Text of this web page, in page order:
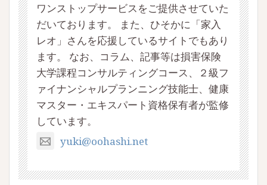
ワンストップサービスをご提供させていた
だいております。 また、ひそかに「家入
レオ」さんを応援しているサイトでもあり
ます。 なお、コラム、記事等は損害保険
大学課程コンサルティングコース、２級フ
ァイナンシャルプランニング技能士、健康
マスター・エキスパート資格保有者が監修
しています。
yuki@oohashi.net